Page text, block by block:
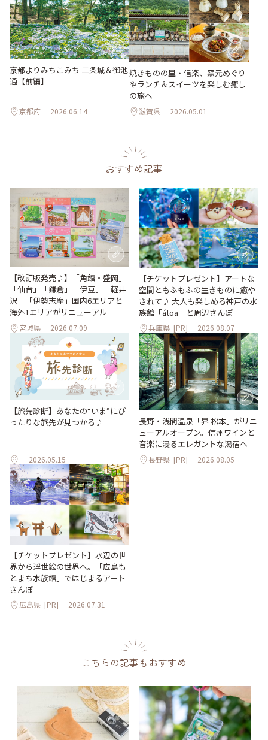
京都よりみちこみち 二条城＆御池
通【前編】
京都府 2026.06.14
焼きものの里・信楽、窯元めぐり
やランチ＆スイーツを楽しむ癒し
の旅へ
滋賀県 2026.05.01
おすすめ記事
【改訂版発売♪】「角館・盛岡」
「仙台」「鎌倉」「伊豆」「軽井
沢」「伊勢志摩」国内6エリアと
海外1エリアがリニューアル
宮城県 2026.07.09
【チケットプレゼント】アートな
空間ともふもふの生きものに癒や
されて♪ 大人も楽しめる神戸の水
族館「átoa」と周辺さんぽ
兵庫県 [PR] 2026.08.07
【旅先診断】あなたの“いま”にぴ
ったりな旅先が見つかる♪
2026.05.15
長野・浅間温泉「界 松本」がリニ
ューアルオープン。信州ワインと
音楽に浸るエレガントな湯宿へ
長野県 [PR] 2026.08.05
【チケットプレゼント】水辺の世
界から浮世絵の世界へ。「広島も
とまち水族館」ではじまるアート
さんぽ
広島県 [PR] 2026.07.31
こちらの記事もおすすめ